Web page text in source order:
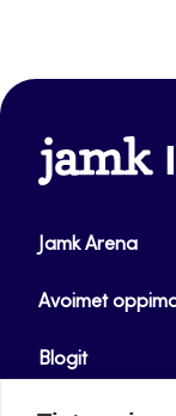
www.jamk.fi
Jamk Arena
Avoimet
Blogit